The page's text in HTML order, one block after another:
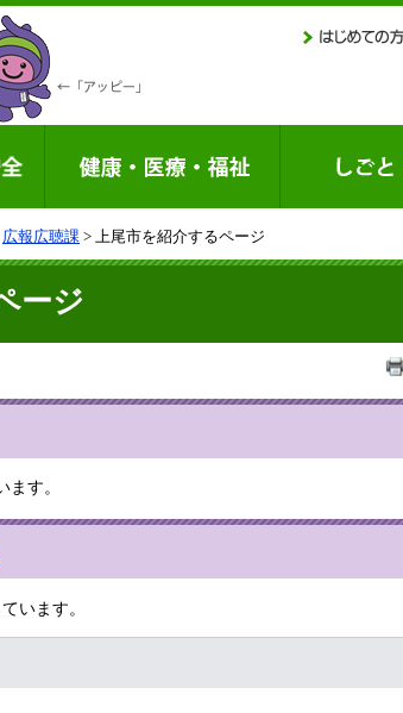
広報広聴課 > 上尾市を紹介するページ
ージ
す。
います。